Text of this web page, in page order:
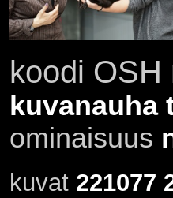
koodi OSH
kuvanauha
ominaisuus
kuvat 221077